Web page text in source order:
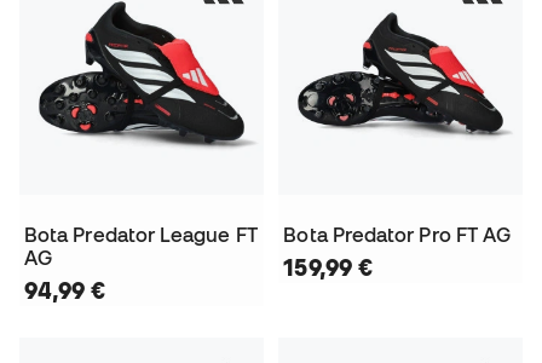
Bota Predator League FT
AG
94,99 €
Bota Predator Pro FT AG
159,99 €